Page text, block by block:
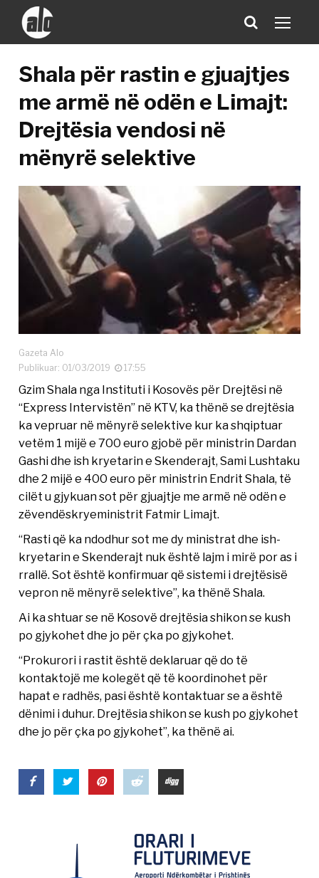
Shala për rastin e gjuajtjes
me armë në odën e Limajt:
Drejtësia vendosi në
mënyrë selektive
Gazeta Alo
Publikuar: 01/03/2019
17:55
Gzim Shala nga Instituti i Kosovës për Drejtësi në
“Express Intervistën” në KTV, ka thënë se drejtësia
ka vepruar në mënyrë selektive kur ka shqiptuar
vetëm 1 mijë e 700 euro gjobë për ministrin Dardan
Gashi dhe ish kryetarin e Skenderajt, Sami Lushtaku
dhe 2 mijë e 400 euro për ministrin Endrit Shala, të
cilët u gjykuan sot për gjuajtje me armë në odën e
zëvendëskryeministrit Fatmir Limajt.
“Rasti që ka ndodhur sot me dy ministrat dhe ish-
kryetarin e Skenderajt nuk është lajm i mirë por as i
rrallë. Sot është konfirmuar që sistemi i drejtësisë
vepron në mënyrë selektive”, ka thënë Shala.
Ai ka shtuar se në Kosovë drejtësia shikon se kush
po gjykohet dhe jo për çka po gjykohet.
“Prokurori i rastit është deklaruar që do të
kontaktojë me kolegët që të koordinohet për
hapat e radhës, pasi është kontaktuar se a është
dënimi i duhur. Drejtësia shikon se kush po gjykohet
dhe jo për çka po gjykohet”, ka thënë ai.